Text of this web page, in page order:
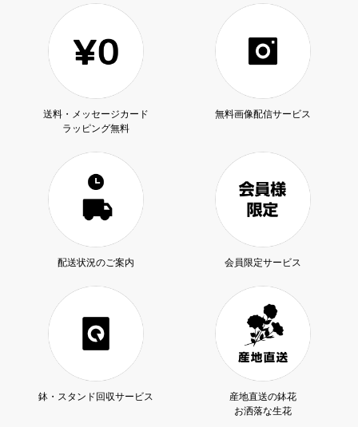
送料・メッセージカード
ラッピング無料
無料画像配信サービス
配送状況のご案内 会員限定サービス
鉢・スタンド回収サービス
産地直送の鉢花
お洒落な生花